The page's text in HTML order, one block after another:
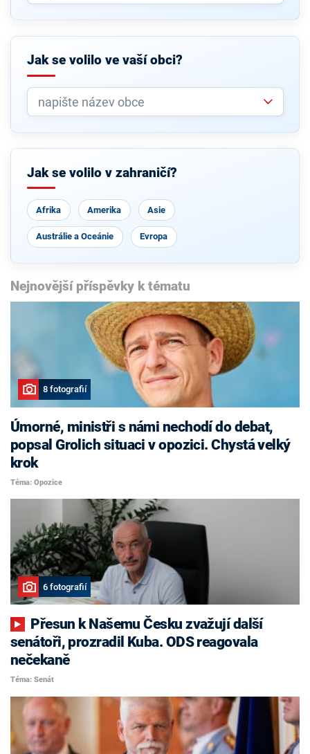
Jak se volilo ve vaší obci?
Jak se volilo v zahraničí?
Afrika Amerika Asie
Austrálie a Oceánie Evropa
Nejnovější příspěvky k tématu
8 fotografií
Úmorné, ministři s námi nechodí do debat,
popsal Grolich situaci v opozici. Chystá velký
krok
Téma: Opozice
6 fotografií
senátoři, prozradil Kuba. ODS reagovala
nečekaně
Téma: Senát